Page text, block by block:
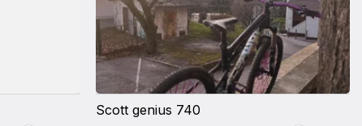
Scott genius 740